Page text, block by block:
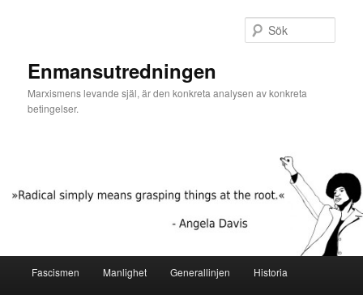
Enmansutredningen
Marxismens levande själ, är den konkreta analysen av konkreta
betingelser.
Fascismen Manlighet Generallinjen Historia